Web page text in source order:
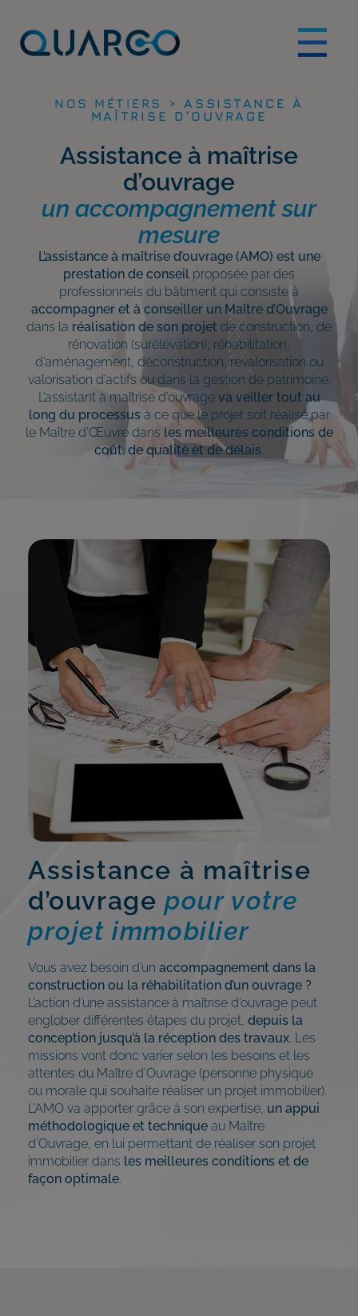
NOS MÉTIERS > ASSISTANCE À
MAÎTRISE D’OUVRAGE
Assistance à maîtrise
d’ouvrage
un accompagnement sur
mesure
L’assistance à maîtrise d’ouvrage (AMO) est une
prestation de conseil proposée par des
professionnels du bâtiment qui consiste à
accompagner et à conseiller un Maître d’Ouvrage
dans la réalisation de son projet de construction, de
rénovation (surélévation), réhabilitation,
d’aménagement, déconstruction, revalorisation ou
valorisation d’actifs ou dans la gestion de patrimoine.
L’assistant à maîtrise d’ouvrage va veiller tout au
long du processusà ce que le projet soit réalisé par
le Maître d’Œuvre dans les meilleures conditions de
coût, de qualité et de délais.
Assistance à maîtrise
d’ouvragepour votre
projet immobilier
Vous avez besoin d’un accompagnement dans la
construction ou la réhabilitation d’un ouvrage ?
L’action d’une assistance à maîtrise d’ouvrage peut
englober différentes étapes du projet, depuis la
conception jusqu’à la réception des travaux. Les
missions vont donc varier selon les besoins et les
attentes du Maître d’Ouvrage (personne physique
ou morale qui souhaite réaliser un projet immobilier).
L’AMO va apporter grâce à son expertise, un appui
méthodologique et technique au Maître
d’Ouvrage, en lui permettant de réaliser son projet
immobilier dans les meilleures conditions et de
façon optimale.